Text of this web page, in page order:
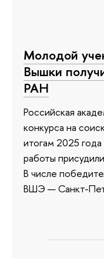
Молодой
Вышки
РАН
Российская
конкурса на
итогам 2025
работы
В числе
ВШЭ — Санкт-